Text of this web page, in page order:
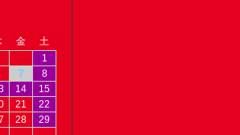
金
土
1
7
8
14
15
21
22
28
29